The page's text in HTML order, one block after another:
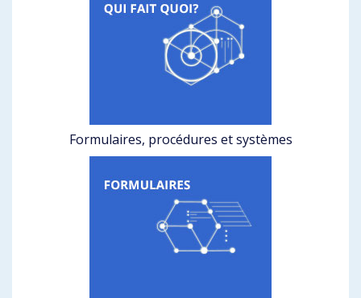
Formulaires, procédures et systèmes